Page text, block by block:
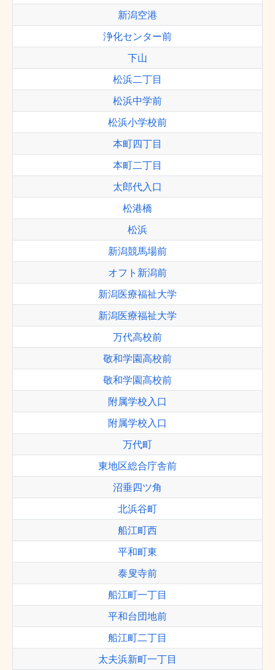
新潟空港
浄化センター前
下山
松浜二丁目
松浜中学前
松浜小学校前
本町四丁目
本町二丁目
太郎代入口
松港橋
松浜
新潟競馬場前
オフト新潟前
新潟医療福祉大学
新潟医療福祉大学
万代高校前
敬和学園高校前
敬和学園高校前
附属学校入口
附属学校入口
万代町
東地区総合庁舎前
沼垂四ツ角
北浜谷町
船江町西
平和町東
泰叟寺前
船江町一丁目
平和台団地前
船江町二丁目
太夫浜新町一丁目